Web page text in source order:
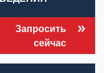
Запросить
сейчас